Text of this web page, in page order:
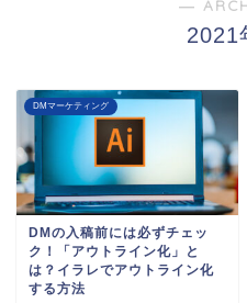
―
2021
DMマーケティング
DMの入稿前には必ずチェッ
ク！「アウトライン化」と
は？イラレでアウトライン化
する方法